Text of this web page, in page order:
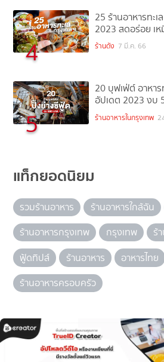
4
25 ร้านอาหารทะ
2023 สดอร่อย เ
ร้านดัง 7 มี.ค. 66
5
20 บุฟเฟ่ต์ อาหา
อัปเดต 2023 งบ
ร้านอาหารในกรุงเทพ
แท็กยอดนิยม
รวมร้านอาหาร ร้านอาหารใกล้ฉัน
ร้านอาหารกรุงเทพ
กรุงเทพ
ร้
ฟู้ดทิปส์
ร้านอาหาร
อาหารไทย
ร้านอาหารครอบครัว